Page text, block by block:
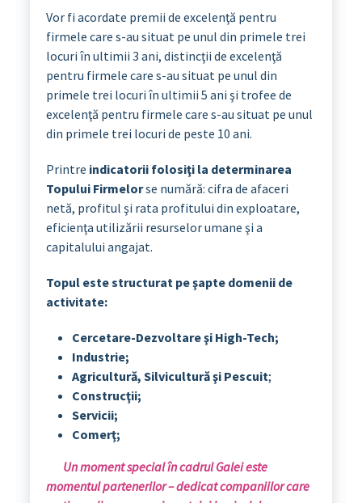
Vor fi acordate premii de excelenţă pentru
firmele care s-au situat pe unul din primele trei
locuri în ultimii 3 ani, distincţii de excelenţă
pentru firmele care s-au situat pe unul din
primele trei locuri în ultimii 5 ani şi trofee de
excelenţă pentru firmele care s-au situat pe unul
din primele trei locuri de peste 10 ani.
Printre indicatorii folosiţi la determinarea
Topului Firmelorse numără: cifra de afaceri
netă, profitul şi rata profitului din exploatare,
eficienţa utilizării resurselor umane şi a
capitalului angajat.
Topul este structurat pe şapte domenii de
activitate:
Cercetare-Dezvoltare şi High-Tech;
Industrie;
Agricultură, Silvicultură şi Pescuit;
Construcţii;
Servicii;
Comerţ;
Un moment special în cadrul Galei este
momentul partenerilor – dedicat companiilor care